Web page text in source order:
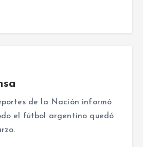
de la Nación informó
el fútbol argentino quedó